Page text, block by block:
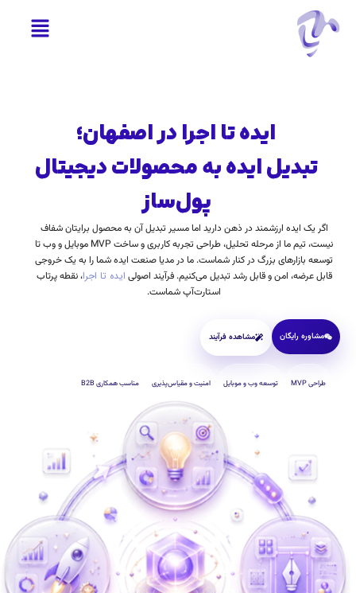
ایده تا اجرا در اصفهان؛
تبدیل ایده‌ به محصولات دیجیتال
پول‌ساز
اگر یک ایده ارزشمند در ذهن دارید اما مسیر تبدیل آن به محصول برایتان شفاف
نیست، تیم ما از مرحله تحلیل، طراحی تجربه کاربری و ساخت MVP موبایل و وب تا
توسعه بازارهای بزرگ در کنار شماست. ما در مدیا صنعت ایده شما را به یک خروجی
قابل عرضه، امن و قابل رشد تبدیل می‌کنیم. فرآیند اصولی ایده تا اجرا، نقطه پرتاب
استارت‌آپ شماست.
مشاوره رایگان مشاهده فرآیند
طراحی MVP توسعه وب و موبایل امنیت و مقیاس‌پذیری مناسب همکاری B2B